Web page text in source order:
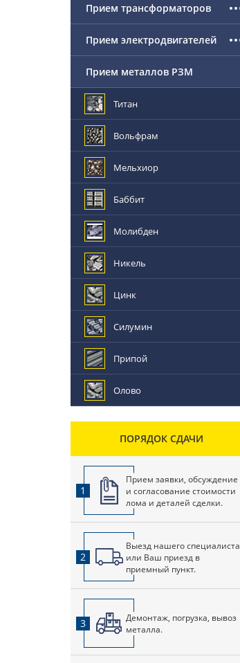
Прием трансформаторов
Прием электродвигателей
Прием металлов РЗМ
Титан
Вольфрам
Мельхиор
Баббит
Молибден
Никель
Цинк
Силумин
Припой
Олово
ПОРЯДОК СДАЧИ
1
Прием заявки, обсуждение
и согласование стоимости
лома и деталей сделки.
2
Выезд нашего специалиста
или Ваш приезд в
приемный пункт.
3
Демонтаж, погрузка, вывоз
металла.